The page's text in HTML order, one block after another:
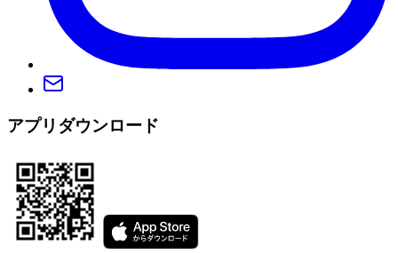
アプリダウンロード